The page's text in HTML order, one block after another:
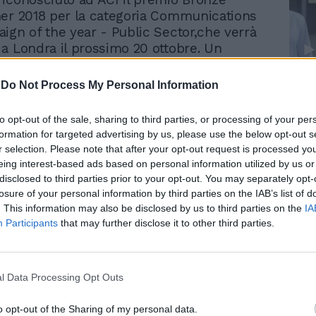
Do Not Process My Personal Information
opt-out of the sale, sharing to third parties, or processing of your
for targeted advertising by us, please use the below opt-out
selection. Please note that after your opt-out request is processed
interest-based ads based on personal information utilized by us
to third parties prior to your opt-out. You may separately
of your personal information by third parties on the IAB’s list of
This information may also be disclosed by us to third parties on the
Participants that may further disclose it to other third parties.
Data Processing Opt Outs
opt-out of the Sharing of my personal data.
2018 per la categoria Communications
of the year - Public Sector,che verrà
Londra il prossimo 20 ottobre. Un
raggiunto da un Ente pubblico
conferma le ragioni del grande successo
con gli oltre 300 spot sulle reti RAI,
con le pagine di approfondimento sui
nazionali e con i mini-spot
radio locali. “Siamo doppiamente
dichiara Ludovico Fois Consigliere per le
e Responsabile Comunicazione di
prestigio e la numerosità dei premi
il riconoscimento al lavoro strategico
dimostrazione di come ACI sia in grado
contemporanea. – prosegue Fois –
Rudy Giuliani a Come States?
Trump, Meloni e la strategia
americana